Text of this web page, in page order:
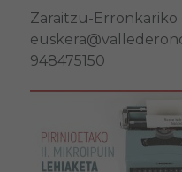
Zaraitzu-Erronkariko
948475150